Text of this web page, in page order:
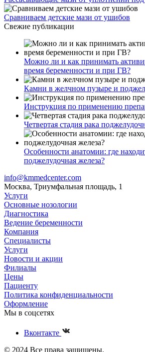
Сравниваем детские мази от ушибов
Свежие публикации
Можно ли и как принимать
время беременности и при ГВ?
Камни в желчном пузыре и
Инструкция по применению
Четвертая стадия рака
Особенности анатомии: где
поджелудочная железа?
info@kmmedcenter.com
Москва, Триумфальная площадь, 1
Услуги
Основные нозологии
Диагностика
Ведение беременности
Компания
Специалисты
Услуги
Новости и акции
Филиалы
Цены
Пациенту
Политика конфиденциальности
Оформление
Мы в соцсетях
Вконтакте
© 2024 Все права защищены.